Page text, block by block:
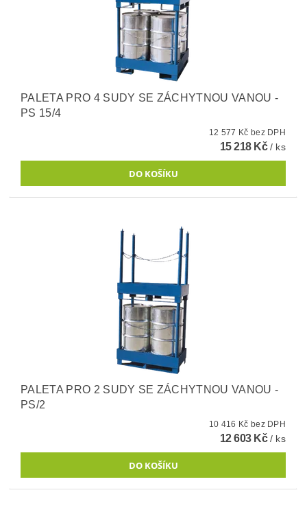
PALETA PRO 4 SUDY SE ZÁCHYTNOU VANOU -
PS 15/4
12 577 Kč bez DPH
15 218 Kč/ ks
PALETA PRO 2 SUDY SE ZÁCHYTNOU VANOU -
PS/2
10 416 Kč bez DPH
12 603 Kč/ ks